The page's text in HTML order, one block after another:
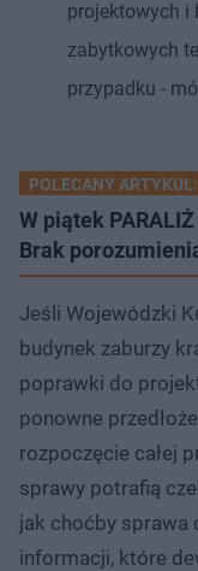
projektowych i
zabytkowych
przypadku -
POLECANY ARTYKUŁ:
W piątek PARALIŻ
Brak
Jeśli Wojewódzki
budynek zaburzy
poprawki do
ponowne
rozpoczęcie całej
sprawy potrafią
jak choćby sprawa
informacji, które